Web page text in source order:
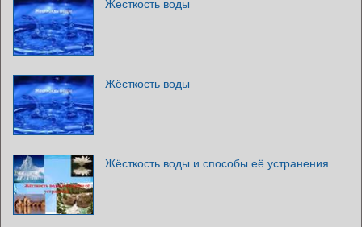
Жесткость воды
Жёсткость воды
Жёсткость воды и способы её устранения